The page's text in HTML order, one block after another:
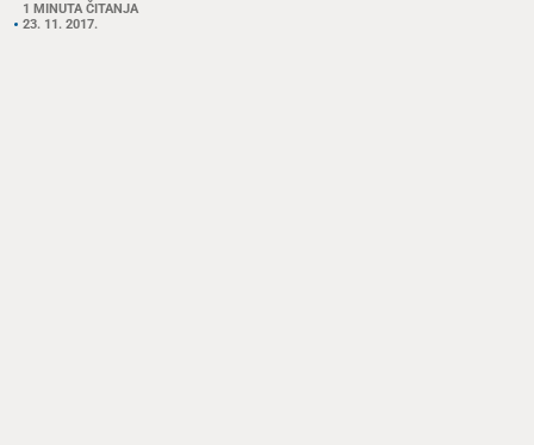
1 MINUTA ČITANJA
23. 11. 2017.